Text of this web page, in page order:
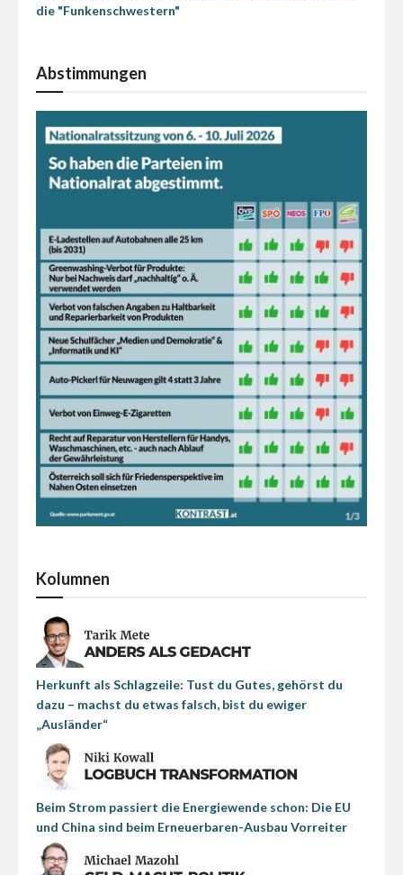
die "Funkenschwestern"
Abstimmungen
Kolumnen
Herkunft als Schlagzeile: Tust du Gutes, gehörst du
dazu – machst du etwas falsch, bist du ewiger
„Ausländer“
Beim Strom passiert die Energiewende schon: Die EU
und China sind beim Erneuerbaren-Ausbau Vorreiter